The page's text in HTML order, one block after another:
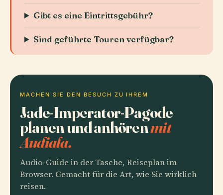
Gibt es eine Eintrittsgebühr?
Sind geführte Touren verfügbar?
MACHEN SIE DEN BESUCH ZU IHREM
Jade-Imperator-Pagode
planen und anhörenmit
Audiala.
Audio-Guide in der Tasche, Reiseplan im
Browser. Gemacht für die Art, wie Sie wirklich
reisen.